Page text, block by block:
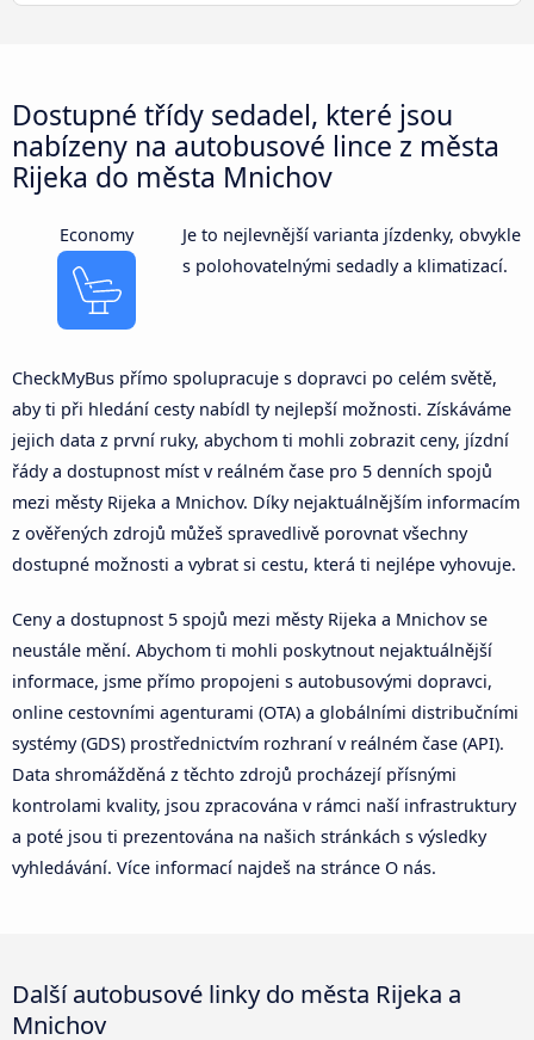
Dostupné třídy sedadel, které jsou
nabízeny na autobusové lince z města
Rijeka do města Mnichov
Economy
Je to nejlevnější varianta jízdenky, obvykle
s polohovatelnými sedadly a klimatizací.
CheckMyBus přímo spolupracuje s dopravci po celém světě,
aby ti při hledání cesty nabídl ty nejlepší možnosti. Získáváme
jejich data z první ruky, abychom ti mohli zobrazit ceny, jízdní
řády a dostupnost míst v reálném čase pro 5 denních spojů
mezi městy Rijeka a Mnichov. Díky nejaktuálnějším informacím
z ověřených zdrojů můžeš spravedlivě porovnat všechny
dostupné možnosti a vybrat si cestu, která ti nejlépe vyhovuje.
Ceny a dostupnost 5 spojů mezi městy Rijeka a Mnichov se
neustále mění. Abychom ti mohli poskytnout nejaktuálnější
informace, jsme přímo propojeni s autobusovými dopravci,
online cestovními agenturami (OTA) a globálními distribučními
systémy (GDS) prostřednictvím rozhraní v reálném čase (API).
Data shromážděná z těchto zdrojů procházejí přísnými
kontrolami kvality, jsou zpracována v rámci naší infrastruktury
a poté jsou ti prezentována na našich stránkách s výsledky
vyhledávání. Více informací najdeš na stránce O nás.
Další autobusové linky do města Rijeka a
Mnichov